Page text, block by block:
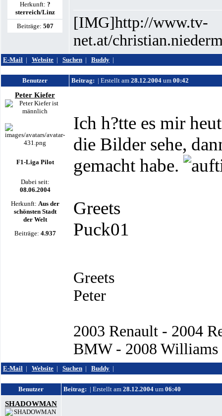
Herkunft: ?
sterreich/Linz
Beiträge: 507
[IMG]http://www.tv-
net.at/
E-Mail | Website | Suchen | Buddy |
Benutzer Beitrag: | Erstellt am 28.12.2004 um 00:42
Peter Kiefer
F1-Liga Pilot
Dabei seit:
08.06.2004
Herkunft: Aus der
schönsten Stadt
der Welt
Beiträge: 4.937
Ich h?tte es mir
die Bilder sehe,
gemacht habe.
Greets
Puck01
Greets
Peter
2003 Renault - 2004
BMW - 2008 Williams
E-Mail | Website | Suchen | Buddy |
Benutzer Beitrag: | Erstellt am 28.12.2004 um 06:40
SHADOWMAN